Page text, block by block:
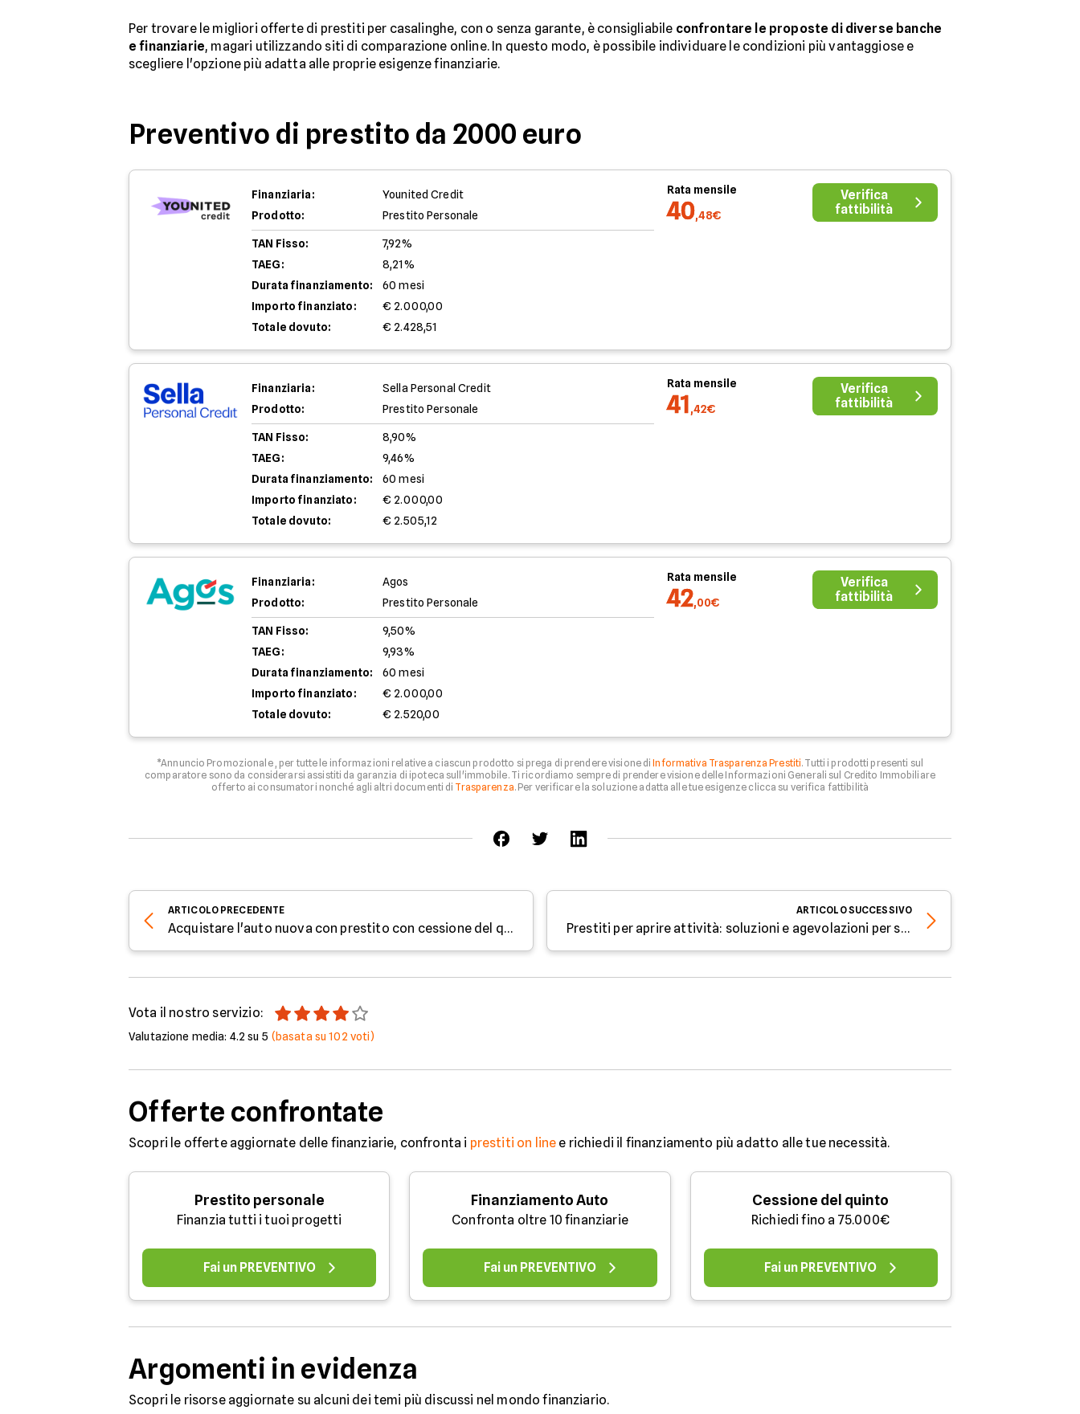
Per trovare le migliori offerte di prestiti per casalinghe, con o senza garante, è consigliabile confrontare le proposte di diverse banche
e finanziarie, magari utilizzando siti di comparazione online. In questo modo, è possibile individuare le condizioni più vantaggiose e
scegliere l'opzione più adatta alle proprie esigenze finanziarie.
Preventivo di prestito da 2000 euro
Finanziaria:
Younited Credit
Prodotto:
Prestito Personale
TAN Fisso:
7,92%
TAEG:
8,21%
Durata finanziamento:
60 mesi
Importo finanziato:
€ 2.000,00
Totale dovuto:
€ 2.428,51
Rata mensile
40,48€
Verifica
fattibilità
Finanziaria:
Sella Personal Credit
Prodotto:
Prestito Personale
TAN Fisso:
8,90%
TAEG:
9,46%
Durata finanziamento:
60 mesi
Importo finanziato:
€ 2.000,00
Totale dovuto:
€ 2.505,12
Rata mensile
41,42€
Verifica
fattibilità
Finanziaria:
Agos
Prodotto:
Prestito Personale
TAN Fisso:
9,50%
TAEG:
9,93%
Durata finanziamento:
60 mesi
Importo finanziato:
€ 2.000,00
Totale dovuto:
€ 2.520,00
Rata mensile
42,00€
Verifica
fattibilità
*Annuncio Promozionale , per tutte le informazioni relative a ciascun prodotto si prega di prendere visione diInformativa Trasparenza Prestiti. Tutti i prodotti presenti sul
comparatore sono da considerarsi assistiti da garanzia di ipoteca sull'immobile. Ti ricordiamo sempre di prendere visione delle Informazioni Generali sul Credito Immobiliare
offerto ai consumatori nonché agli altri documenti di Trasparenza. Per verificare la soluzione adatta alle tue esigenze clicca su verifica fattibilità
ARTICOLO PRECEDENTE
Acquistare l'auto nuova con prestito con cessione del quinto
ARTICOLOSUCCESSIVO
Prestiti per aprire attività: soluzioni e agevolazioni per start-up e imprenditori
Vota il nostro servizio:
Valutazione media: 4.2 su 5 (basata su102 voti)
Offerte confrontate
Scopri le offerte aggiornate delle finanziarie, confronta i prestiti on line e richiedi il finanziamento più adatto alle tue necessità.
Prestito personale
Finanzia tutti i tuoi progetti
Fai un PREVENTIVO
Finanziamento Auto
Confronta oltre 10 finanziarie
Fai un PREVENTIVO
Cessione del quinto
Richiedi fino a 75.000€
Fai un PREVENTIVO
Argomenti in evidenza
Scopri le risorse aggiornate su alcuni dei temi più discussi nel mondo finanziario.